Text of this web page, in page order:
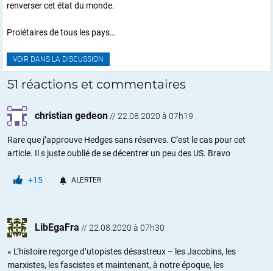
renverser cet état du monde.
Prolétaires de tous les pays…
VOIR DANS LA DISCUSSION
51 réactions et commentaires
christian gedeon // 22.08.2020 à 07h19
Rare que j’approuve Hedges sans réserves. C’est le cas pour cet
article. Il s juste oublié de se décentrer un peu des US. Bravo
+15 ALERTER
LibEgaFra // 22.08.2020 à 07h30
« L’histoire regorge d’utopistes désastreux – les Jacobins, les
marxistes, les fascistes et maintenant, à notre époque, les